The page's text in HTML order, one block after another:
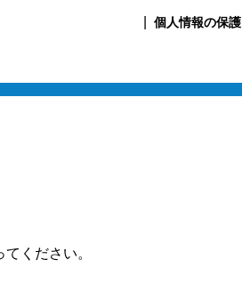
個人情報の保護
ください。